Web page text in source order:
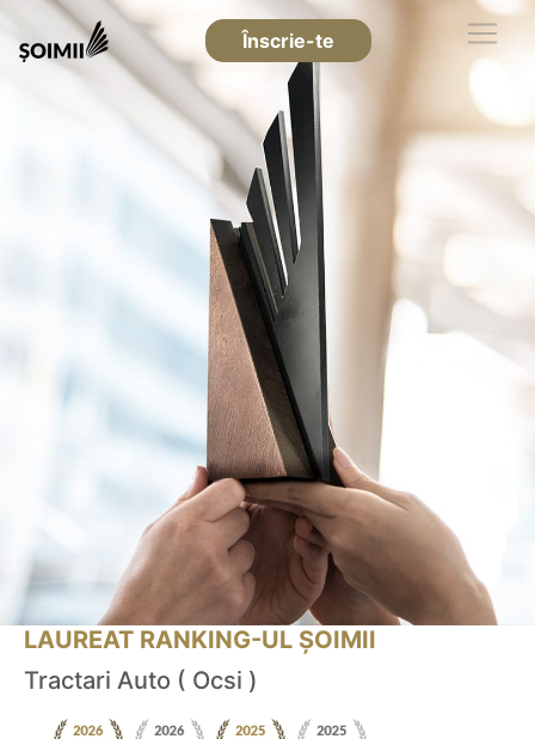
Înscrie-te
LAUREAT RANKING-UL ȘOIMII
Tractari Auto ( Ocsi )